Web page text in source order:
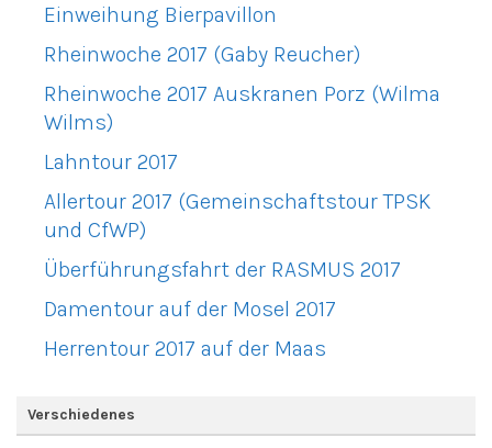
Einweihung Bierpavillon
Rheinwoche 2017 (Gaby Reucher)
Rheinwoche 2017 Auskranen Porz (Wilma
Wilms)
Lahntour 2017
Allertour 2017 (Gemeinschaftstour TPSK
und CfWP)
Überführungsfahrt der RASMUS 2017
Damentour auf der Mosel 2017
Herrentour 2017 auf der Maas
Verschiedenes